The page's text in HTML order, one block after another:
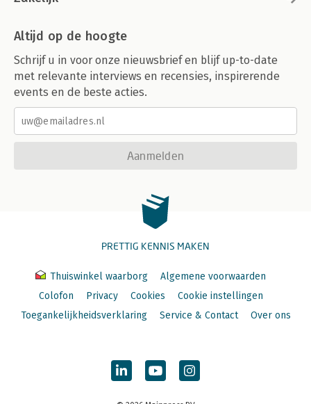
Altijd op de hoogte
Schrijf u in voor onze nieuwsbrief en blijf up-to-date
met relevante interviews en recensies, inspirerende
events en de beste acties.
Aanmelden
PRETTIG KENNIS MAKEN
Thuiswinkel waarborg
Algemene voorwaarden
Colofon
Privacy Cookies
Cookie instellingen
Toegankelijkheidsverklaring
Service & Contact Over ons